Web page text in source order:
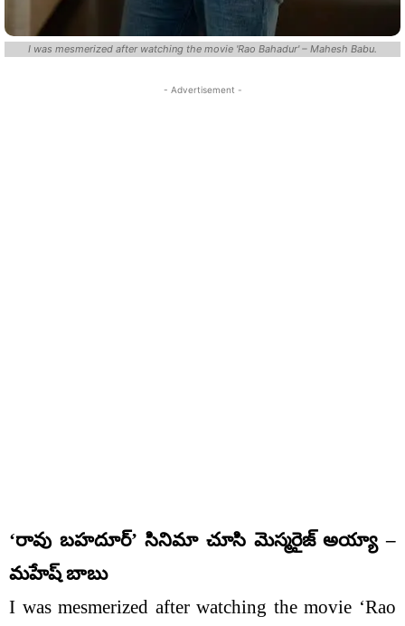
I was mesmerized after watching the movie 'Rao Bahadur' – Mahesh Babu.
- Advertisement -
‘రావు బహదూర్’ సినిమా చూసి మెస్మరైజ్ అయ్యా –
మహేష్ బాబు
I was mesmerized after watching the movie ‘Rao